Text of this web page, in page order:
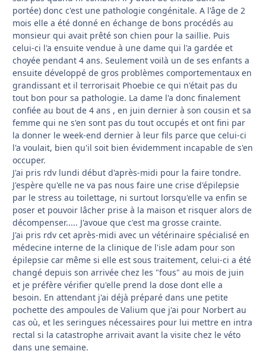
portée) donc c'est une pathologie congénitale. A l'âge de 2
mois elle a été donné en échange de bons procédés au
monsieur qui avait prêté son chien pour la saillie. Puis
celui-ci l'a ensuite vendue à une dame qui l'a gardée et
choyée pendant 4 ans. Seulement voilà un de ses enfants a
ensuite développé de gros problèmes comportementaux en
grandissant et il terrorisait Phoebie ce qui n'était pas du
tout bon pour sa pathologie. La dame l'a donc finalement
confiée au bout de 4 ans , en juin dernier à son cousin et sa
femme qui ne s'en sont pas du tout occupés et ont fini par
la donner le week-end dernier à leur fils parce que celui-ci
l'a voulait, bien qu'il soit bien évidemment incapable de s'en
occuper.
J'ai pris rdv lundi début d'après-midi pour la faire tondre.
J'espère qu'elle ne va pas nous faire une crise d'épilepsie
par le stress au toilettage, ni surtout lorsqu'elle va enfin se
poser et pouvoir lâcher prise à la maison et risquer alors de
décompenser..... J'avoue que c'est ma grosse crainte.
J'ai pris rdv cet après-midi avec un vétérinaire spécialisé en
médecine interne de la clinique de l'isle adam pour son
épilepsie car même si elle est sous traitement, celui-ci a été
changé depuis son arrivée chez les "fous" au mois de juin
et je préfère vérifier qu'elle prend la dose dont elle a
besoin. En attendant j'ai déjà préparé dans une petite
pochette des ampoules de Valium que j'ai pour Norbert au
cas où, et les seringues nécessaires pour lui mettre en intra
rectal si la catastrophe arrivait avant la visite chez le véto
dans une semaine.